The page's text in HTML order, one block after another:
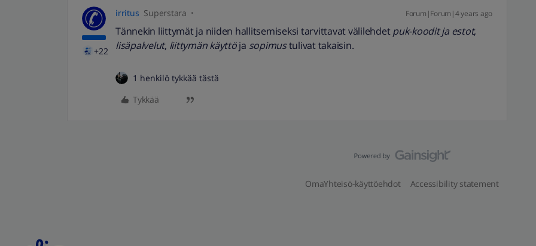
+22
irritus Superstara Forum|Forum|4 years ago
Tännekin liittymät ja niiden hallitsemiseksi tarvittavat välilehdetpuk-koodit ja estot,
lisäpalvelut, liittymän käyttöja sopimustulivat takaisin.
1 henkilö tykkää tästä
Tykkää
OmaYhteisö-käyttöehdot Accessibility statement